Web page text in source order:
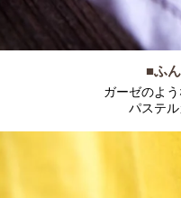
■ふ
ガーゼのよ
パステル